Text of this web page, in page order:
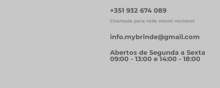
+351 932 674 089
Chamada para rede móvel nacional
info.mybrinde@gmail.com
Abertos de Segunda a Sexta
09:00 - 13:00 e 14:00 - 18:00